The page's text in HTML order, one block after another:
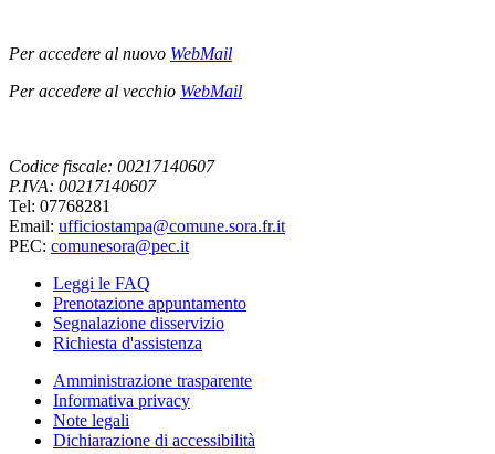
Per accedere al nuovo WebMail
Per accedere al vecchio WebMail
Codice fiscale: 00217140607
P.IVA: 00217140607
Tel: 07768281
Email: ufficiostampa@comune.sora.fr.it
PEC: comunesora@pec.it
Leggi le FAQ
Prenotazione appuntamento
Segnalazione disservizio
Richiesta d'assistenza
Amministrazione trasparente
Informativa privacy
Note legali
Dichiarazione di accessibilità